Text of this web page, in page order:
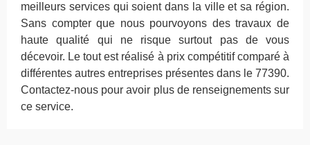
meilleurs services qui soient dans la ville et sa région.
Sans compter que nous pourvoyons des travaux de
haute qualité qui ne risque surtout pas de vous
décevoir. Le tout est réalisé à prix compétitif comparé à
différentes autres entreprises présentes dans le 77390.
Contactez-nous pour avoir plus de renseignements sur
ce service.